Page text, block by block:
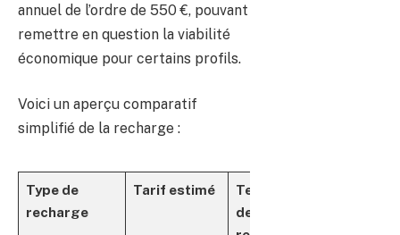
annuel de l’ordre de 550 €, pouvant
remettre en question la viabilité
économique pour certains profils.
Voici un aperçu comparatif
simplifié de la recharge :
Type de
recharge
Tarif estimé
Temps
de